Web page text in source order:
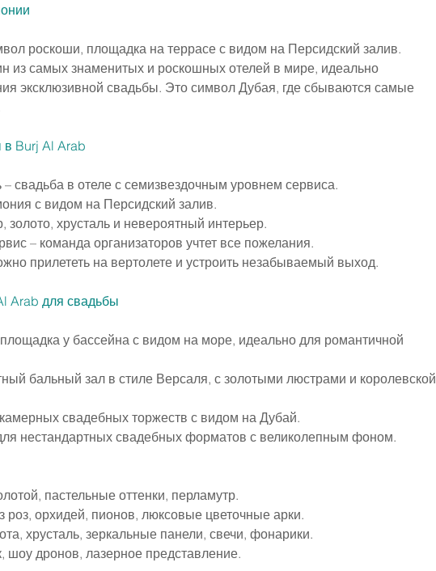
роскоши, площадка на террасе с видом на Персидский залив.
из самых знаменитых и роскошных отелей в мире, идеально
эксклюзивной свадьбы. Это символ Дубая, где сбываются самые
Burj Al Arab
– свадьба в отеле с семизвездочным уровнем сервиса.
с видом на Персидский залив.
хрусталь и невероятный интерьер.
– команда организаторов учтет все пожелания.
прилететь на вертолете и устроить незабываемый выход.
Arab для свадьбы
у бассейна с видом на море, идеально для романтичной
бальный зал в стиле Версаля, с золотыми люстрами и королевской
свадебных торжеств с видом на Дубай.
нестандартных свадебных форматов с великолепным фоном.
пастельные оттенки, перламутр.
роз, орхидей, пионов, люксовые цветочные арки.
хрусталь, зеркальные панели, свечи, фонарики.
дронов, лазерное представление.